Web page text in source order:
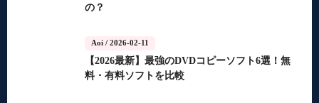
の？
Aoi/ 2026-02-11
【2026最新】最強のDVDコピーソフト6選！無
料・有料ソフトを比較